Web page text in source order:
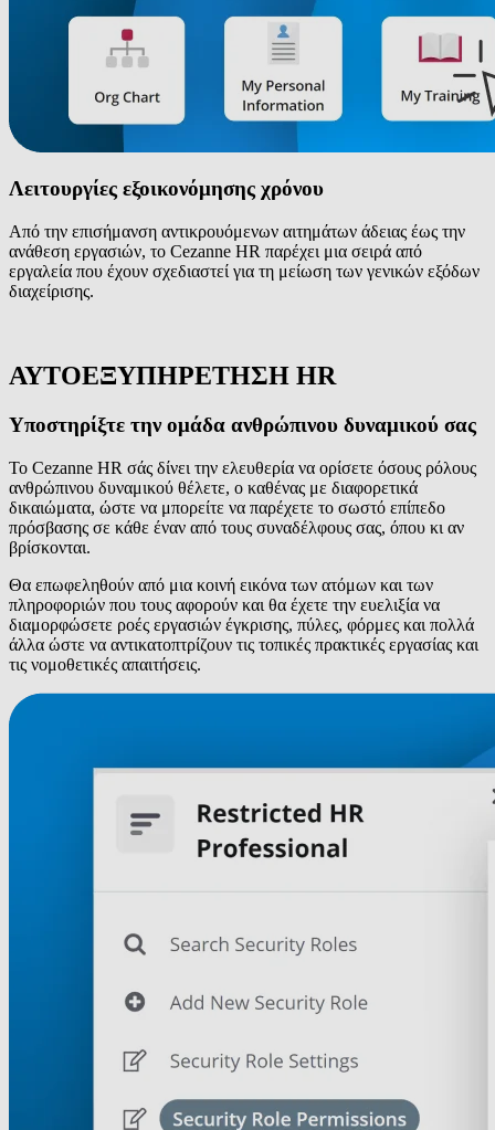
Λειτουργίες εξοικονόμησης χρόνου
Από την επισήμανση αντικρουόμενων αιτημάτων άδειας έως την
ανάθεση εργασιών, το Cezanne HR παρέχει μια σειρά από
εργαλεία που έχουν σχεδιαστεί για τη μείωση των γενικών εξόδων
διαχείρισης.
ΑΥΤΟΕΞΥΠΗΡΕΤΗΣΗ HR
Υποστηρίξτε την ομάδα ανθρώπινου δυναμικού σας
Το Cezanne HR σάς δίνει την ελευθερία να ορίσετε όσους ρόλους
ανθρώπινου δυναμικού θέλετε, ο καθένας με διαφορετικά
δικαιώματα, ώστε να μπορείτε να παρέχετε το σωστό επίπεδο
πρόσβασης σε κάθε έναν από τους συναδέλφους σας, όπου κι αν
βρίσκονται.
Θα επωφεληθούν από μια κοινή εικόνα των ατόμων και των
πληροφοριών που τους αφορούν και θα έχετε την ευελιξία να
διαμορφώσετε ροές εργασιών έγκρισης, πύλες, φόρμες και πολλά
άλλα ώστε να αντικατοπτρίζουν τις τοπικές πρακτικές εργασίας και
τις νομοθετικές απαιτήσεις.